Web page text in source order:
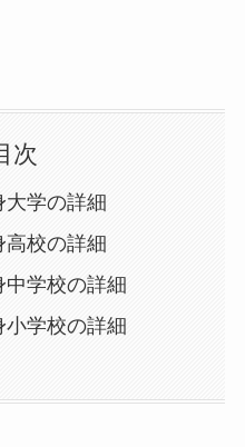
次
学の詳細
高校の詳細
学校の詳細
小学校の詳細